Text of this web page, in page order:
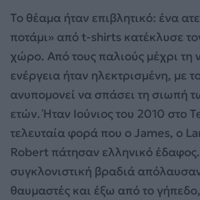
Το θέαμα ήταν επιβλητικό: ένα
ποτάμι» από t-shirts κατέκλυσε
χώρο. Από τους παλιούς μέχρι τη
ενέργεια ήταν ηλεκτρισμένη, με
ανυπομονεί να σπάσει τη σιωπή
ετών. Ήταν Ιούνιος του 2010 στο
τελευταία φορά που ο James, ο
Robert πάτησαν ελληνικό
συγκλονιστική βραδιά
θαυμαστές και έξω από το